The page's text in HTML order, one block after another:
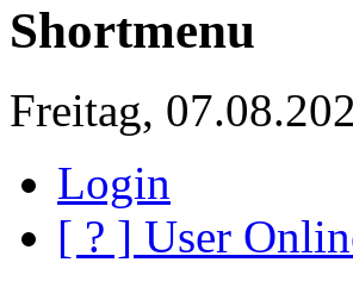
Shortmenu
Freitag,
Login
[ ? ] User